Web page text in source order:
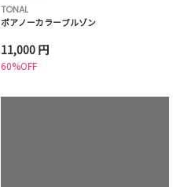
TONAL
ボアノーカラーブルゾン
11,000 円
60%OFF